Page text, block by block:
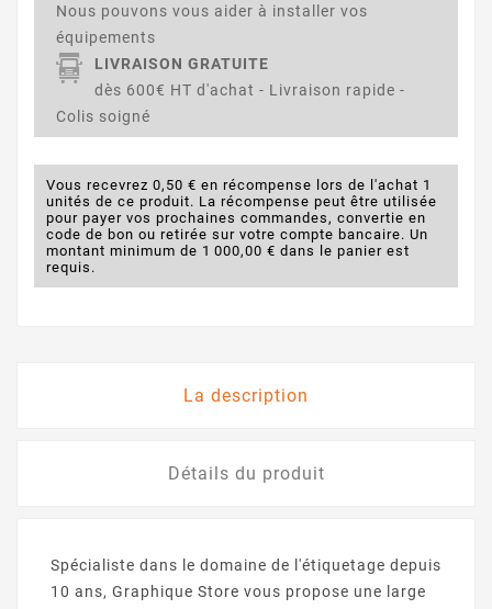
Nous pouvons vous aider à installer vos
équipements
LIVRAISON GRATUITE
dès 600€ HT d'achat - Livraison rapide -
Colis soigné
Vous recevrez 0,50 € en récompense lors de l'achat 1
unités de ce produit. La récompense peut être utilisée
pour payer vos prochaines commandes, convertie en
code de bon ou retirée sur votre compte bancaire. Un
montant minimum de 1 000,00 € dans le panier est
requis.
La description
Détails du produit
Spécialiste dans le domaine de l'étiquetage depuis
10 ans, Graphique Store vous propose une large